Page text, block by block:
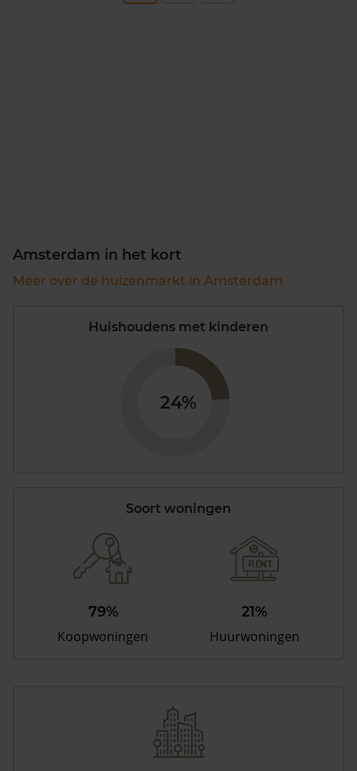
Amsterdam in het kort
Meer over de huizenmarkt in Amsterdam
Huishoudens met kinderen
24%
Soort woningen
79%
Koopwoningen
21%
Huurwoningen